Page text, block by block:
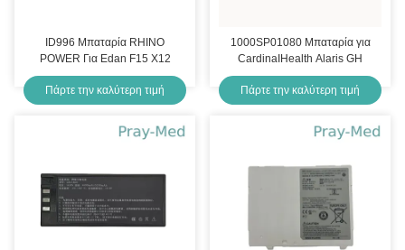
ID996 Μπαταρία RHINO
POWER Για Edan F15 X12
Πάρτε την καλύτερη τιμή
1000SP01080 Μπαταρία για
CardinaIHealth Alaris GH
Πάρτε την καλύτερη τιμή